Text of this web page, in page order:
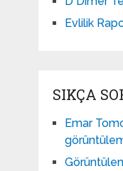
Evlilik
SIKÇA
Emar